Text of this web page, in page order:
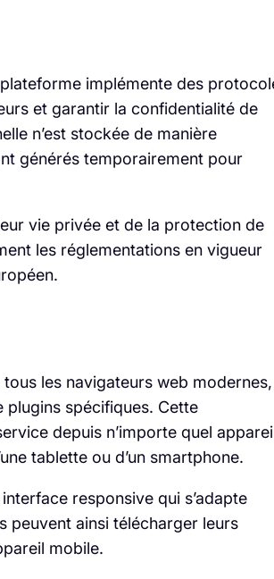
implémente des
et garantir la confidentialité de
n’est stockée de manière
générés temporairement pour
vie privée et de la protection de
les réglementations en vigueur
les navigateurs web modernes,
plugins spécifiques. Cette
depuis n’importe quel
tablette ou d’un smartphone.
responsive qui s’adapte
peuvent ainsi télécharger leurs
mobile.